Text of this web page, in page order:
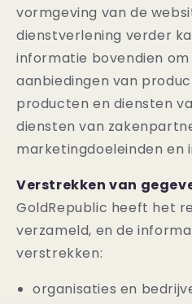
vormgeving van de
dienstverlening verder
informatie bovendien
aanbiedingen van
producten en diensten
diensten van
marketingdoeleinden en
Verstrekken van
GoldRepublic heeft het
verzameld, en de
verstrekken:
organisaties en